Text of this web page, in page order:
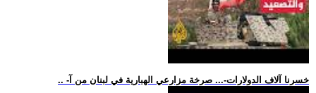
.. -خسرنا آلاف الدولارات-... صرخة مزارعي الهبارية في لبنان من آ